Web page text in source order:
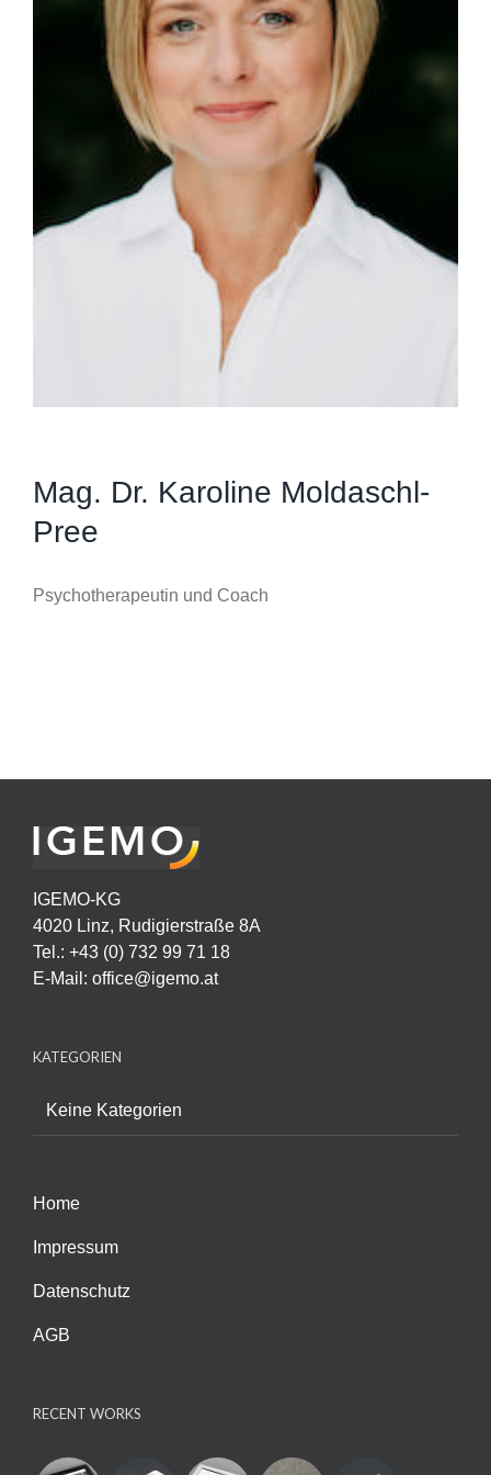
Mag. Dr. Karoline Moldaschl-
Pree
Psychotherapeutin und Coach
IGEMO-KG
4020 Linz, Rudigierstraße 8A
Tel.: +43 (0) 732 99 71 18
E-Mail: office@igemo.at
KATEGORIEN
Keine Kategorien
Home
Impressum
Datenschutz
AGB
RECENT WORKS